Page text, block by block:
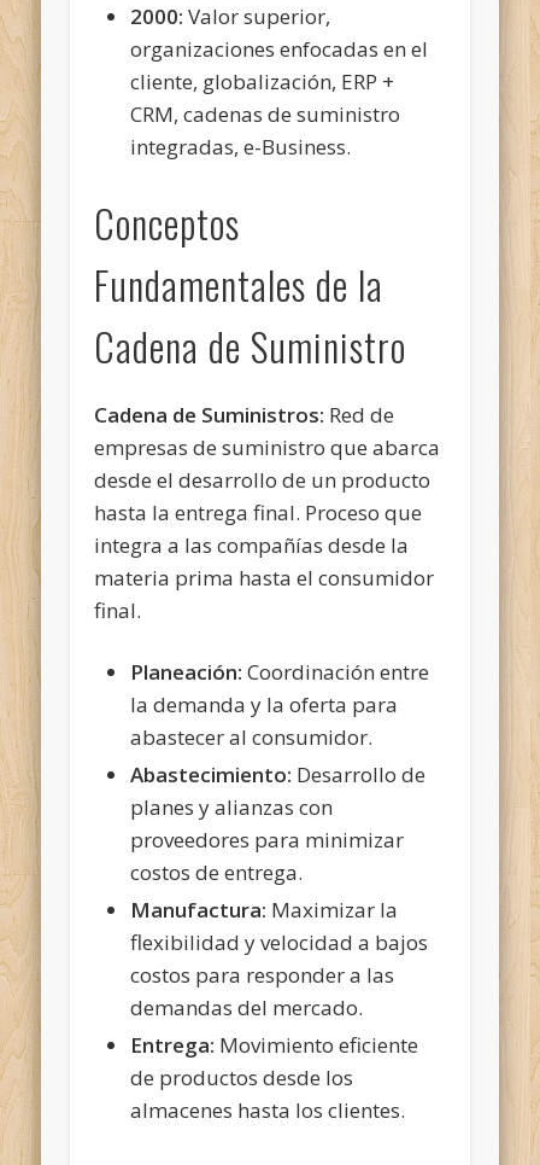
2000: Valor superior,
organizaciones enfocadas en el
cliente, globalización, ERP +
CRM, cadenas de suministro
integradas, e-Business.
Conceptos
Fundamentales de la
Cadena de Suministro
Cadena de Suministros: Red de
empresas de suministro que abarca
desde el desarrollo de un producto
hasta la entrega final. Proceso que
integra a las compañías desde la
materia prima hasta el consumidor
final.
Planeación: Coordinación entre
la demanda y la oferta para
abastecer al consumidor.
Abastecimiento: Desarrollo de
planes y alianzas con
proveedores para minimizar
costos de entrega.
Manufactura: Maximizar la
flexibilidad y velocidad a bajos
costos para responder a las
demandas del mercado.
Entrega: Movimiento eficiente
de productos desde los
almacenes hasta los clientes.